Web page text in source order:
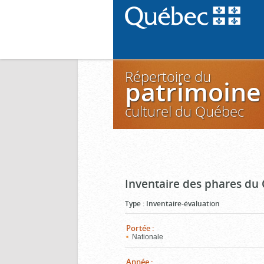
Répertoire du
patrimoine
culturel du Québec
Inventaire des phares du
Type : Inventaire-évaluation
Portée :
Nationale